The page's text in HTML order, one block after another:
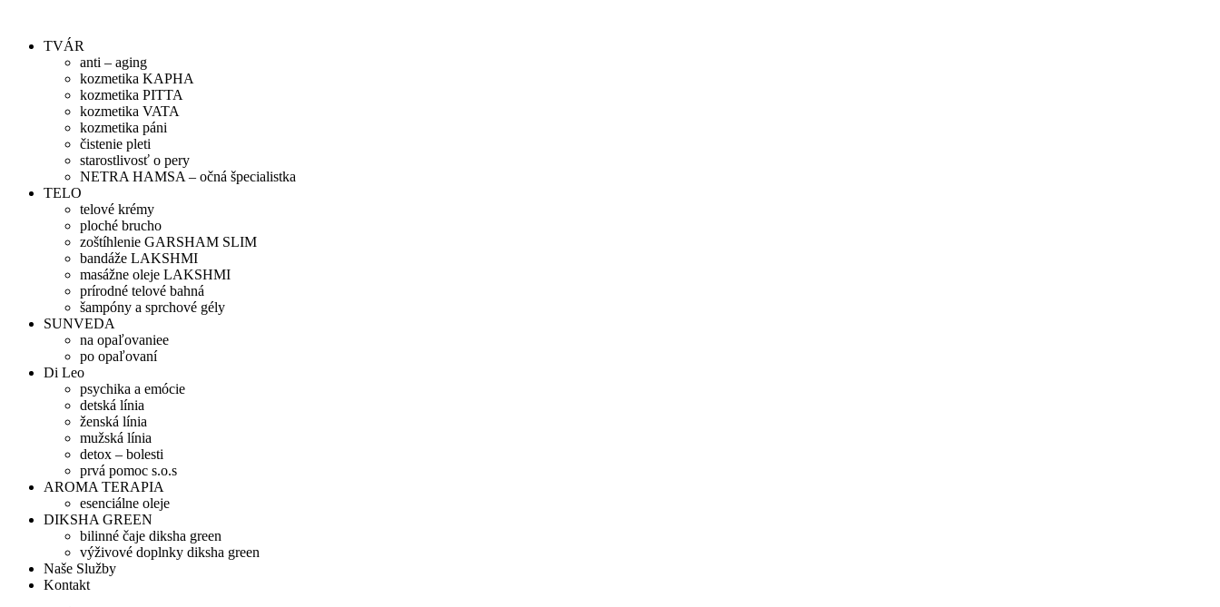
obsah
TVÁR
anti – aging
kozmetika KAPHA
kozmetika PITTA
kozmetika VATA
kozmetika páni
čistenie pleti
starostlivosť o pery
NETRA HAMSA – očná špecialistka
TELO
telové krémy
ploché brucho
zoštíhlenie GARSHAM SLIM
bandáže LAKSHMI
masážne oleje LAKSHMI
prírodné telové bahná
šampóny a sprchové gély
SUNVEDA
na opaľovaniee
po opaľovaní
Di Leo
psychika a emócie
detská línia
ženská línia
mužská línia
detox – bolesti
prvá pomoc s.o.s
AROMA TERAPIA
esenciálne oleje
DIKSHA GREEN
bilinné čaje diksha green
výživové doplnky diksha green
Naše Služby
Kontakt